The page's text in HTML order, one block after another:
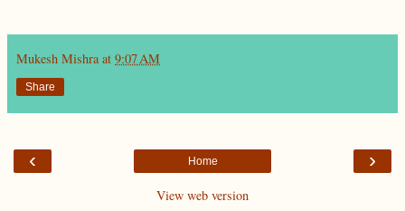
Mukesh Mishra at 9:07 AM
Share
‹ ›
Home
View web version